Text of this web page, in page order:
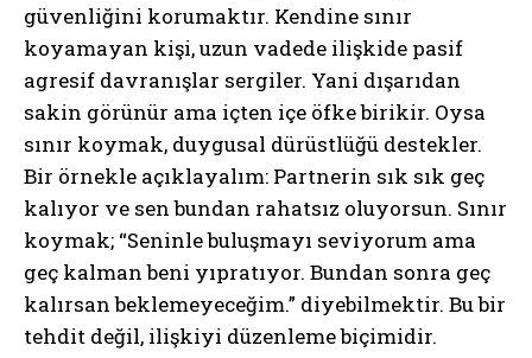
güvenliğini korumaktır. Kendine sınır
koyamayan kişi, uzun vadede ilişkide pasif
agresif davranışlar sergiler. Yani dışarıdan
sakin görünür ama içten içe öfke birikir. Oysa
sınır koymak, duygusal dürüstlüğü destekler.
Bir örnekle açıklayalım: Partnerin sık sık geç
kalıyor ve sen bundan rahatsız oluyorsun. Sınır
koymak; “Seninle buluşmayı seviyorum ama
geç kalman beni yıpratıyor. Bundan sonra geç
kalırsan beklemeyeceğim.” diyebilmektir. Bu bir
tehdit değil, ilişkiyi düzenleme biçimidir.